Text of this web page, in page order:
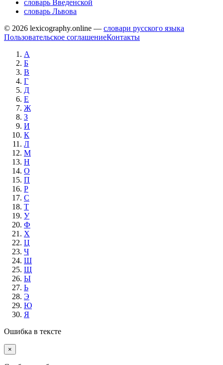
словарь Введенской
словарь Львова
© 2026 lexicography.online — словари русского языка
Пользовательское соглашениеКонтакты
А
Б
В
Г
Д
Е
Ж
З
И
К
Л
М
Н
О
П
Р
С
Т
У
Ф
Х
Ц
Ч
Ш
Щ
Ы
Ь
Э
Ю
Я
Ошибка в тексте
×